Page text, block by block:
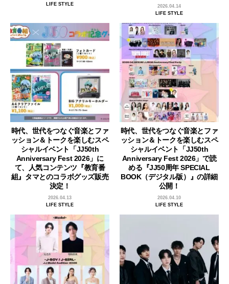
LIFE STYLE
2026.04.14
LIFE STYLE
時代、世代をつなぐ音楽とファ
ッション＆トークを楽しむスペ
シャルイベント「JJ50th
Anniversary Fest 2026」に
て、人気コンテンツ『教育番
組』タマとのコラボグッズ販売
決定！
2026.04.13
LIFE STYLE
時代、世代をつなぐ音楽とファ
ッション＆トークを楽しむスペ
シャルイベント「JJ50th
Anniversary Fest 2026」で読
める『JJ50周年 SPECIAL
BOOK（デジタル版）』の詳細
公開！
2026.04.10
LIFE STYLE